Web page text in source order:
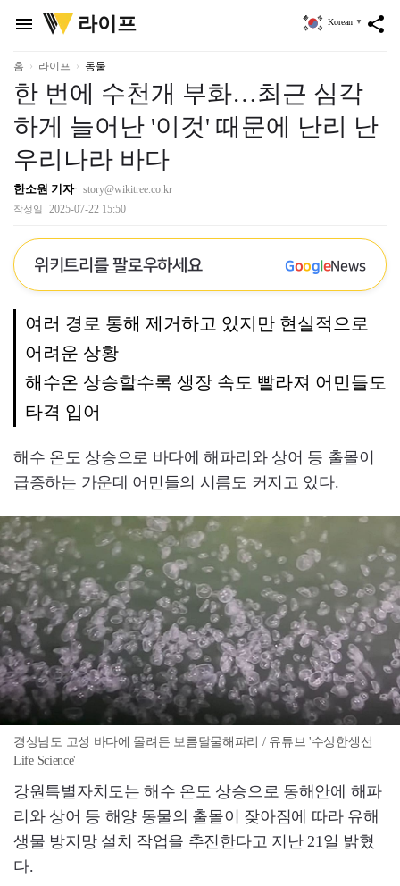
menu
위
키
리
라이프 share
Korean ▼
홈 라이프 동물
한 번에 수천개 부화…최근 심각
하게 늘어난 '이것' 때문에 난리 난
우리나라 바다
한소원 기자 story@wikitree.co.kr
작성일 2025-07-22 15:50
위키트리를 팔로우하세요 GoogleNews
여러 경로 통해 제거하고 있지만 현실적으로
어려운 상황
해수온 상승할수록 생장 속도 빨라져 어민들도
타격 입어
해수 온도 상승으로 바다에 해파리와 상어 등 출몰이
급증하는 가운데 어민들의 시름도 커지고 있다.
경상남도 고성 바다에 몰려든 보름달물해파리 / 유튜브 '수상한생선
Life Science'
강원특별자치도는 해수 온도 상승으로 동해안에 해파
리와 상어 등 해양 동물의 출몰이 잦아짐에 따라 유해
생물 방지망 설치 작업을 추진한다고 지난 21일 밝혔
다.